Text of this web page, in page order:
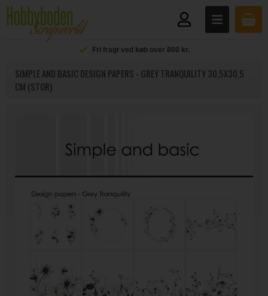
Fri fragt ved køb over 800 kr.
SIMPLE AND BASIC DESIGN PAPERS - GREY TRANQUILITY 30,5X30,5
CM (STOR)